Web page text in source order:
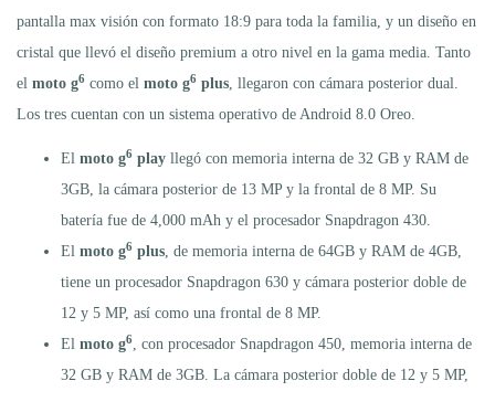
pantalla max visión con formato 18:9 para toda la familia, y un diseño en
cristal que llevó el diseño premium a otro nivel en la gama media. Tanto
el moto g6 como el moto g6 plus , llegaron con cámara posterior dual.
Los tres cuentan con un sistema operativo de Android 8.0 Oreo.
El moto g6 play llegó con memoria interna de 32 GB y RAM de
3GB, la cámara posterior de 13 MP y la frontal de 8 MP. Su
batería fue de 4,000 mAh y el procesador Snapdragon 430.
El moto g6 plus , de memoria interna de 64GB y RAM de 4GB,
tiene un procesador Snapdragon 630 y cámara posterior doble de
12 y 5 MP, así como una frontal de 8 MP.
El moto g6
, con procesador Snapdragon 450, memoria interna de
32 GB y RAM de 3GB. La cámara posterior doble de 12 y 5 MP,